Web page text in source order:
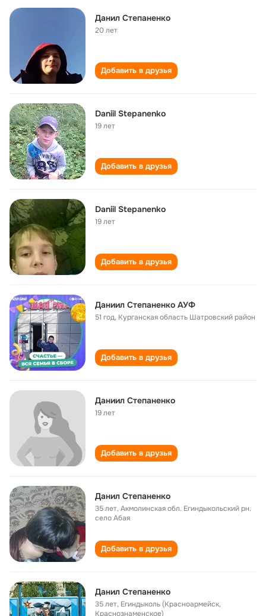
Данил Степаненко
20 лет
Добавить в друзья
Daniil Stepanenko
19 лет
Добавить в друзья
Daniil Stepanenko
19 лет
Добавить в друзья
Даниил Степаненко АУФ
51 год, Курганская область Шатровский район
Добавить в друзья
Даниил Степаненко
19 лет
Добавить в друзья
Данил Степаненко
35 лет,Акмолинская обл. Егиндыкольский рн.
село Абая
Добавить в друзья
Данил Степаненко
35 лет, Егиндыколь (Красноармейск,
Краснознаменское)